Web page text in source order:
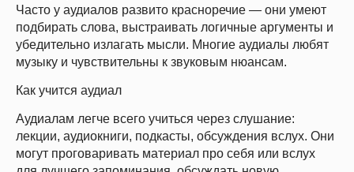
Часто у аудиалов развито красноречие — они умеют
подбирать слова, выстраивать логичные аргументы и
убедительно излагать мысли. Многие аудиалы любят
музыку и чувствительны к звуковым нюансам.
Как учится аудиал
Аудиалам легче всего учиться через слушание:
лекции, аудиокниги, подкасты, обсуждения вслух. Они
могут проговаривать материал про себя или вслух